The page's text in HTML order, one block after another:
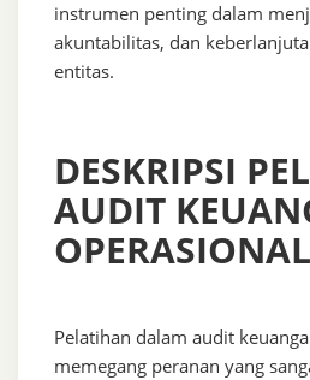
instrumen penting dalam
akuntabilitas, dan
entitas.
DESKRIPSI
AUDIT
OPERASIONAL
Pelatihan dalam audit
memegang peranan yang